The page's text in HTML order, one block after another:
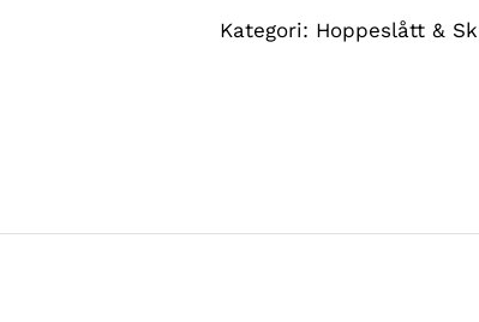
Kategori: Hoppeslått &